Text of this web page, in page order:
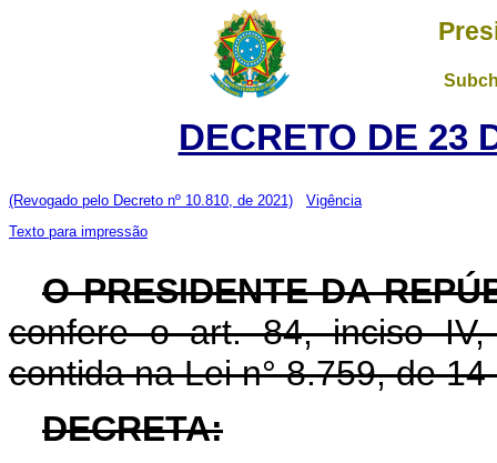
DECRETO DE 23
(Revogado pelo Decreto nº 10.810, de 2021)
Vigência
Texto para impressão
O PRESIDENTE DA
confere o art. 84, inciso
contida na Lei n° 8.759, de
DECRETA: